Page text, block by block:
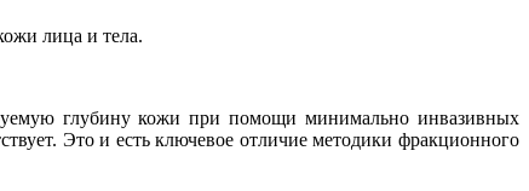
лица и тела.
глубину кожи при помощи минимально инвазивных
Это и есть ключевое отличие методики фракционного